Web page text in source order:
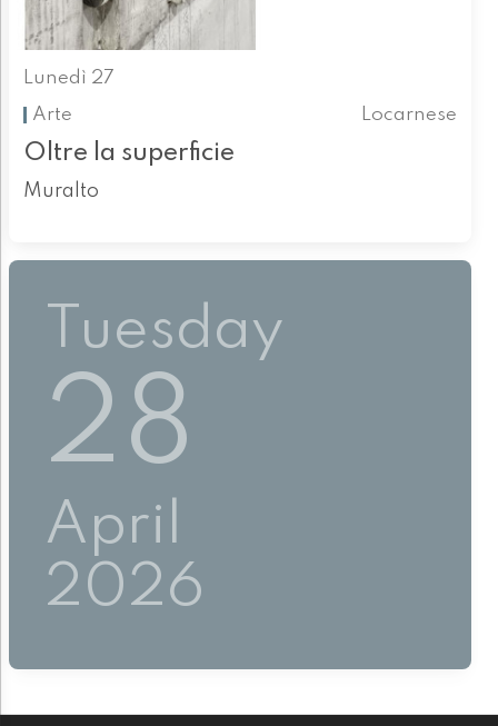
Lunedì 27
Arte
Locarnese
Oltre la superficie
Muralto
Tuesday
28
April
2026